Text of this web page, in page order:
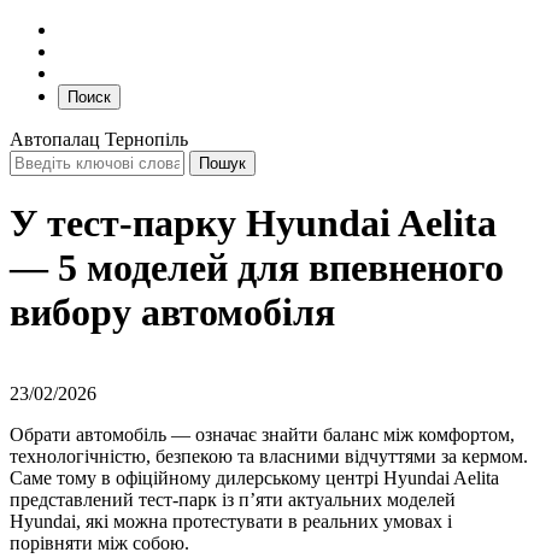
Поиск
Автопалац Тернопіль
У тест-парку Hyundai Aelita
— 5 моделей для впевненого
вибору автомобіля
23/02/2026
Обрати автомобіль — означає знайти баланс між комфортом,
технологічністю, безпекою та власними відчуттями за кермом.
Саме тому в офіційному дилерському центрі Hyundai Aelita
представлений тест-парк із п’яти актуальних моделей
Hyundai, які можна протестувати в реальних умовах і
порівняти між собою.